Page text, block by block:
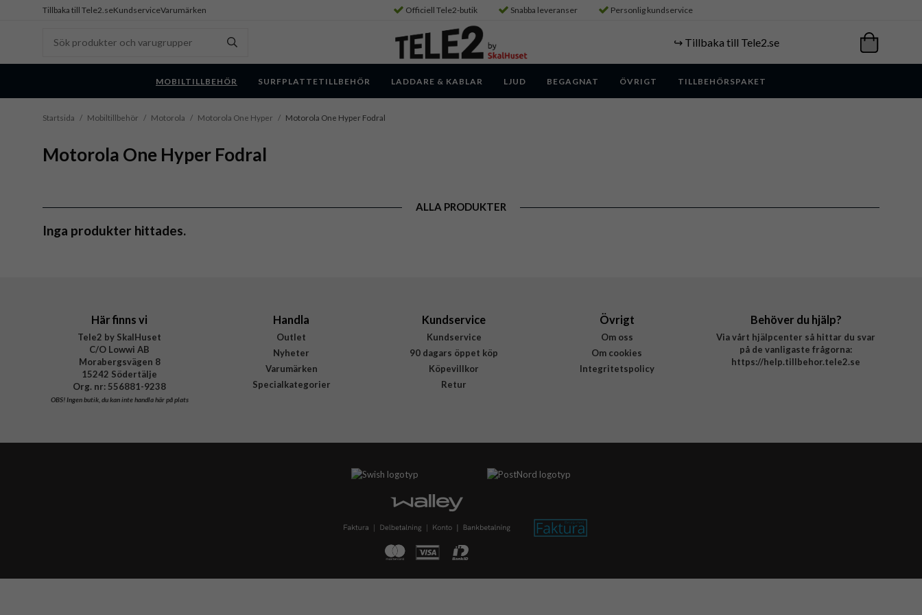
Tillbaka till Tele2.seKundserviceVarumärken Officiell Tele2-butik Snabba leveranser Personlig kundservice
↪️ Tillbaka till Tele2.se
MOBILTILLBEHÖR SURFPLATTETILLBEHÖR LADDARE & KABLAR LJUD BEGAGNAT ÖVRIGT TILLBEHÖRSPAKET
Startsida / Mobiltillbehör / Motorola / Motorola One Hyper / Motorola One Hyper Fodral
Motorola One Hyper Fodral
ALLA PRODUKTER
Inga produkter hittades.
Här finns vi
Tele2 by SkalHuset
C/O Lowwi AB
Morabergsvägen 8
15242 Södertälje
Org. nr: 556881-9238
OBS!Ingen butik, du kan inte handla här på plats
Handla
Outlet
Nyheter
Varumärken
Specialkategorier
Kundservice
Kundservice
90 dagars öppet köp
Köpevillkor
Retur
Övrigt
Om oss
Om cookies
Integritetspolicy
Behöver du hjälp?
Via vårt hjälpcenter så hittar du svar
på de vanligaste frågorna:
https://help.tillbehor.tele2.se